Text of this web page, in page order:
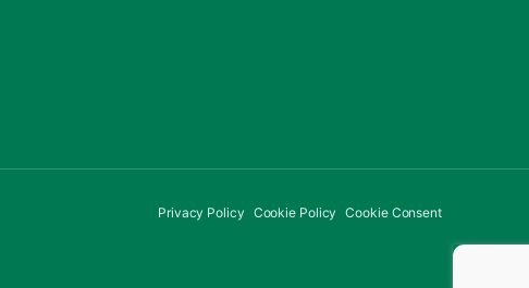
Privacy Policy Cookie Policy Cookie Consent